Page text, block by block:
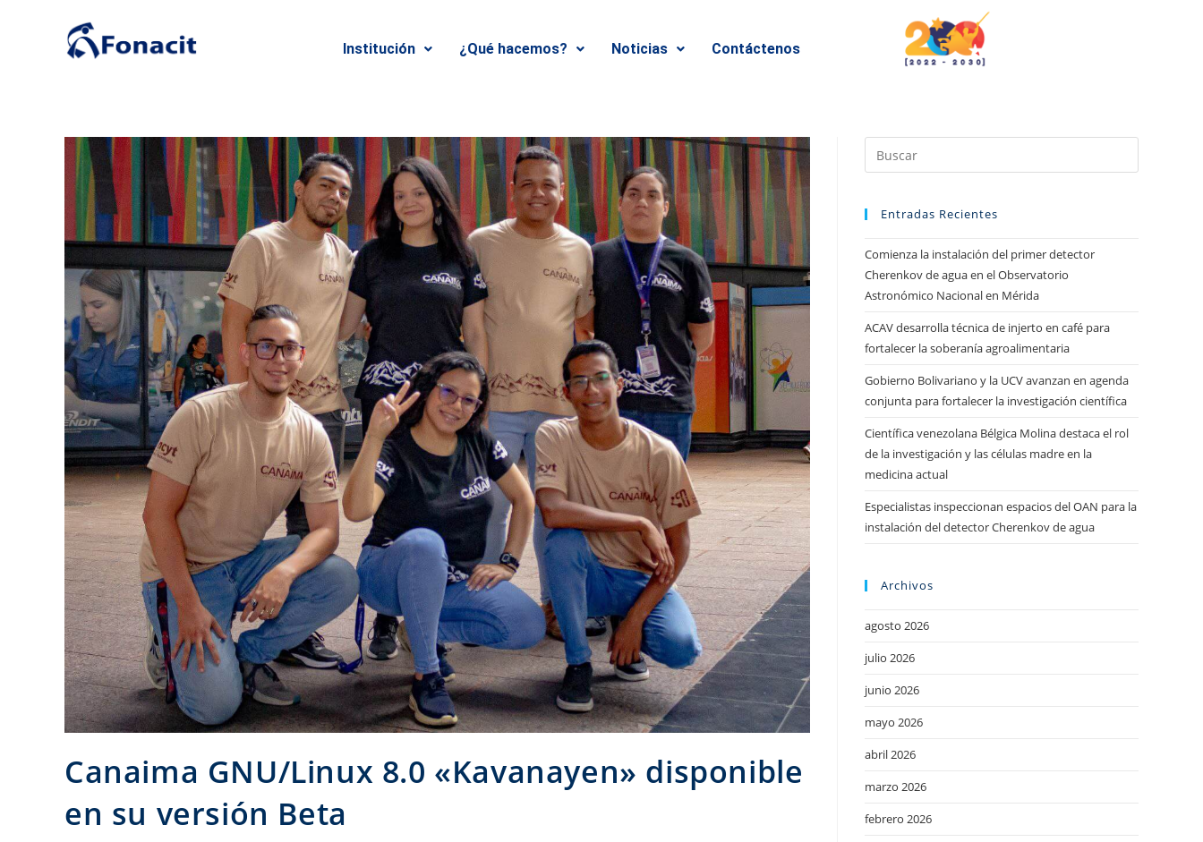
Institución ¿Qué hacemos? Noticias Contáctenos
Canaima GNU/Linux 8.0 «Kavanayen» disponible
en su versión Beta
Entradas Recientes
Comienza la instalación del primer detector
Cherenkov de agua en el Observatorio
Astronómico Nacional en Mérida
ACAV desarrolla técnica de injerto en café para
fortalecer la soberanía agroalimentaria
Gobierno Bolivariano y la UCV avanzan en agenda
conjunta para fortalecer la investigación científica
Científica venezolana Bélgica Molina destaca el rol
de la investigación y las células madre en la
medicina actual
Especialistas inspeccionan espacios del OAN para la
instalación del detector Cherenkov de agua
Archivos
agosto 2026
julio 2026
junio 2026
mayo 2026
abril 2026
marzo 2026
febrero 2026